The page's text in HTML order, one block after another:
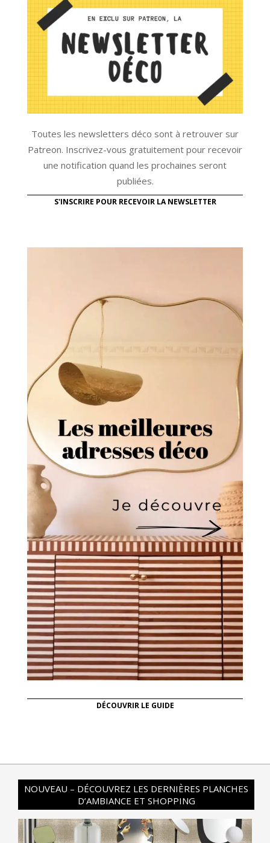
Toutes les newsletters déco sont à retrouver sur
Patreon. Inscrivez-vous gratuitement pour recevoir
une notification quand les prochaines seront
publiées.
S'INSCRIRE POUR RECEVOIR LA NEWSLETTER
DÉCOUVRIR LE GUIDE
NOUVEAU – DÉCOUVREZ LES DERNIÈRES PLANCHES
D’AMBIANCE ET SHOPPING